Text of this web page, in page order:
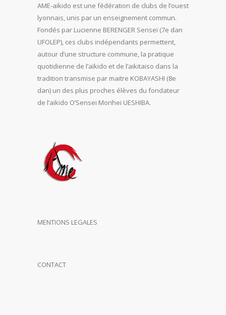
AME-aikido est une fédération de clubs de l’ouest
lyonnais, unis par un enseignement commun.
Fondés par Lucienne BERENGER Senseï (7e dan
UFOLEP), ces clubs indépendants permettent,
autour d’une structure commune, la pratique
quotidienne de l’aïkido et de l’aikitaiso dans la
tradition transmise par maitre KOBAYASHI (8e
dan) un des plus proches élèves du fondateur
de l’aikido O’Sensei Morihei UESHIBA.
MENTIONS LEGALES
CONTACT